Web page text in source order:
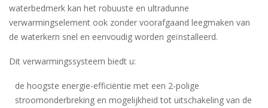
waterbedmerk kan het robuuste en ultradunne
verwarmingselement ook zonder voorafgaand leegmaken van
de waterkern snel en eenvoudig worden geïnstalleerd.
Dit verwarmingssysteem biedt u:
de hoogste energie-efficiëntie met een 2-polige
stroomonderbreking en mogelijkheid tot uitschakeling van de